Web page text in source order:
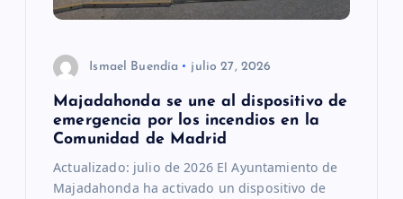
Ismael Buendía julio 27, 2026
Majadahonda se une al dispositivo de
emergencia por los incendios en la
Comunidad de Madrid
Actualizado: julio de 2026 El Ayuntamiento de
Majadahonda ha activado un dispositivo de